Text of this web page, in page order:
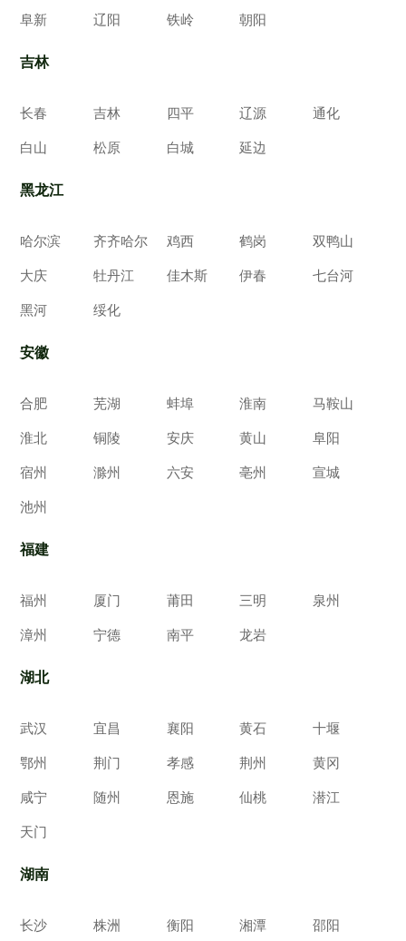
阜新 辽阳 铁岭 朝阳
吉林
长春 吉林 四平 辽源 通化
白山 松原 白城 延边
黑龙江
哈尔滨 齐齐哈尔 鸡西 鹤岗 双鸭山
大庆 牡丹江 佳木斯 伊春 七台河
黑河 绥化
安徽
合肥 芜湖 蚌埠 淮南 马鞍山
淮北 铜陵 安庆 黄山 阜阳
宿州 滁州 六安 亳州 宣城
池州
福建
福州 厦门 莆田 三明 泉州
漳州 宁德 南平 龙岩
湖北
武汉 宜昌 襄阳 黄石 十堰
鄂州 荆门 孝感 荆州 黄冈
咸宁 随州 恩施 仙桃 潜江
天门
湖南
长沙 株洲 衡阳 湘潭 邵阳